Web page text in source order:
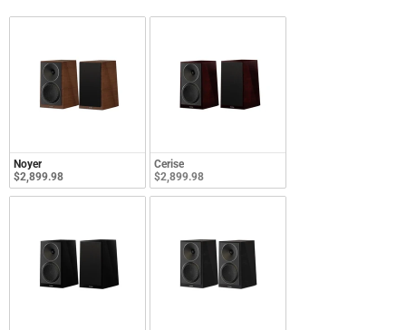
Noyer
$2,899.98
Cerise
$2,899.98